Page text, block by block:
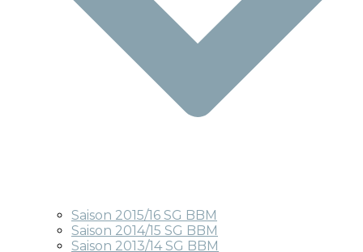
Saison 2015/16 SG BBM
Saison 2014/15 SG BBM
Saison 2013/14 SG BBM